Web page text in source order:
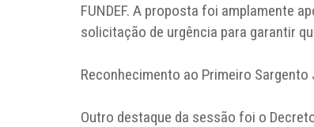
FUNDEF. A proposta foi amplamente
solicitação de urgência para garantir
Reconhecimento ao Primeiro
Outro destaque da sessão foi o